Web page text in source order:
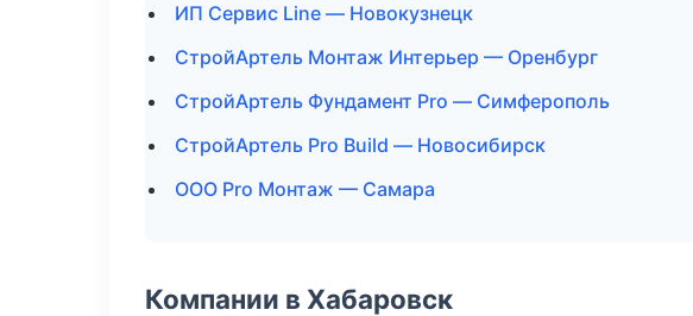
ИП Сервис Line — Новокузнецк
СтройАртель Монтаж Интерьер — Оренбург
СтройАртель Фундамент Pro — Симферополь
СтройАртель Pro Build — Новосибирск
ООО Pro Монтаж — Самара
Компании в Хабаровск